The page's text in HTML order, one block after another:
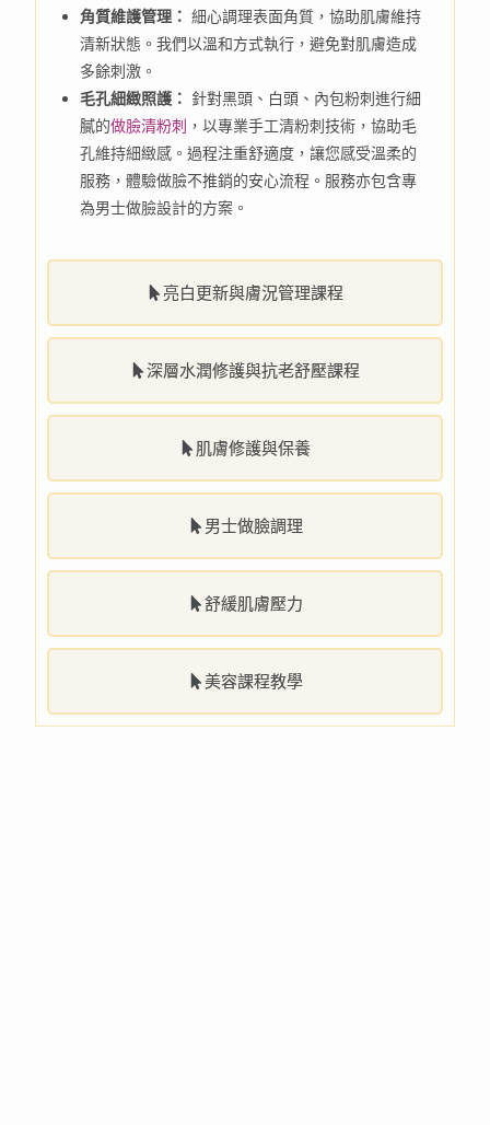
亮白更新與膚況管理課程
深層水潤修護與抗老舒壓課程
肌膚修護與保養
男士做臉調理
舒緩肌膚壓力
美容課程教學
角質維護管理： 細心調理表面角質，協助肌膚維持
清新狀態。我們以溫和方式執行，避免對肌膚造成
多餘刺激。
毛孔細緻照護： 針對黑頭、白頭、內包粉刺進行細
膩的做臉清粉刺 ，以專業手工清粉刺技術，協助毛
孔維持細緻感。過程注重舒適度，讓您感受溫柔的
服務，體驗做臉不推銷的安心流程。服務亦包含專
為男士做臉設計的方案。